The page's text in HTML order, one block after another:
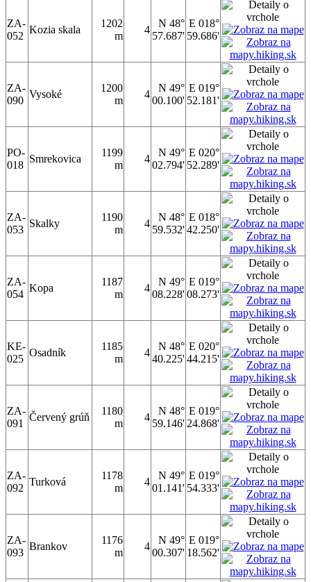
ZA-
052
Kozia skala
1202
m
4
N 48°
57.687'
E 018°
59.686'
ZA-
090
Vysoké
1200
m
4
N 49°
00.100'
E 019°
52.181'
PO-
018
Smrekovica
1199
m
4
N 49°
02.794'
E 020°
52.289'
ZA-
053
Skalky
1190
m
4
N 48°
59.532'
E 018°
42.250'
ZA-
054
Kopa
1187
m
4
N 49°
08.228'
E 019°
08.273'
KE-
025
Osadník
1185
m
4
N 48°
40.225'
E 020°
44.215'
ZA-
091
Červený grúň
1180
m
4
N 48°
59.146'
E 019°
24.868'
ZA-
092
Turková
1178
m
4
N 49°
01.141'
E 019°
54.333'
ZA-
093
Brankov
1176
m
4
N 49°
00.307'
E 019°
18.562'